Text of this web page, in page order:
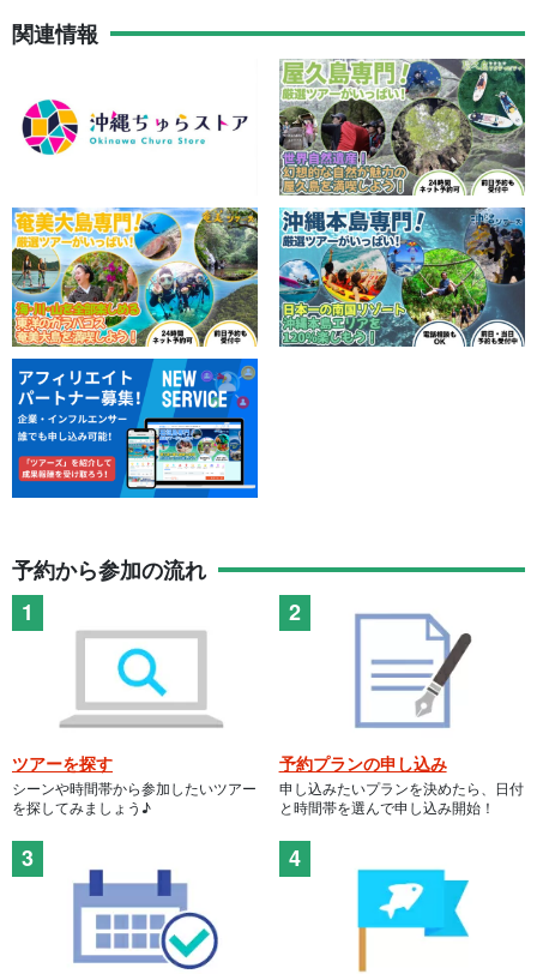
関連情報
予約から参加の流れ
ツアーを探す
シーンや時間帯から参加したいツアー
を探してみましょう♪
予約プランの申し込み
申し込みたいプランを決めたら、日付
と時間帯を選んで申し込み開始！